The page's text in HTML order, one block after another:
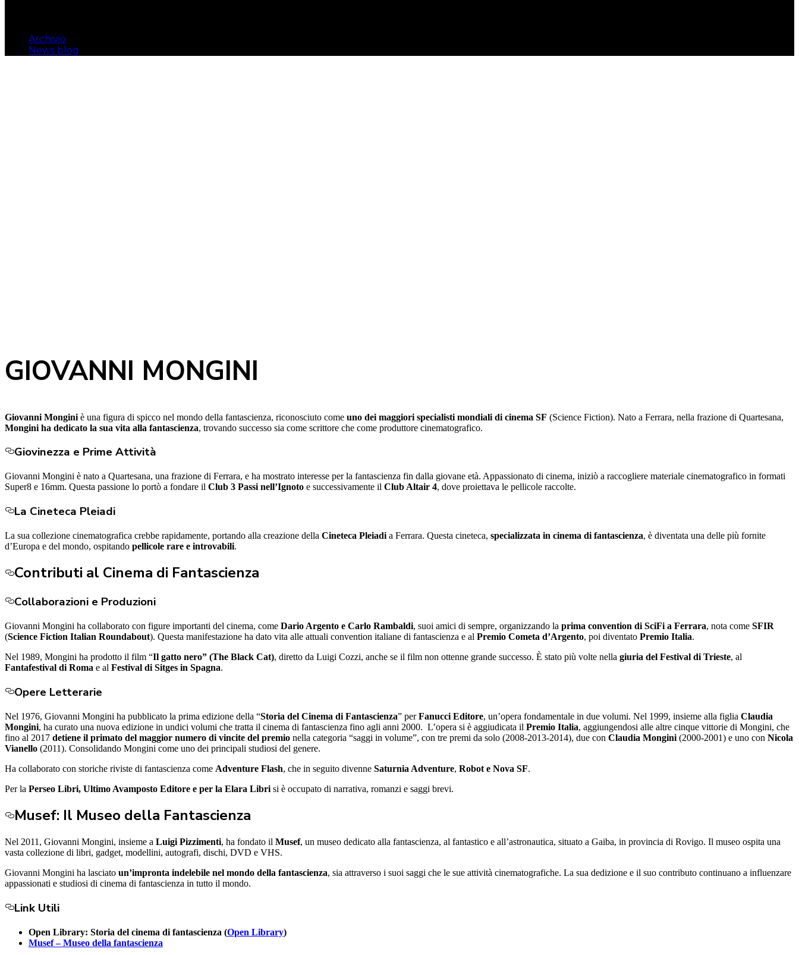
Archivio
News blog
GIOVANNI MONGINI
Giovanni Mongini è una figura di spicco nel mondo della fantascienza, riconosciuto come uno dei maggiori specialisti mondiali di cinema SF (Science Fiction). Nato a Ferrara, nella frazione di Quartesana,
Mongini ha dedicato la sua vita alla fantascienza, trovando successo sia come scrittore che come produttore cinematografico.
Giovinezza e Prime Attività
Giovanni Mongini è nato a Quartesana, una frazione di Ferrara, e ha mostrato interesse per la fantascienza fin dalla giovane età. Appassionato di cinema, iniziò a raccogliere materiale cinematografico in formati
Super8 e 16mm. Questa passione lo portò a fondare il Club 3 Passi nell’Ignoto e successivamente il Club Altair 4, dove proiettava le pellicole raccolte.
La Cineteca Pleiadi
La sua collezione cinematografica crebbe rapidamente, portando alla creazione della Cineteca Pleiadi a Ferrara. Questa cineteca, specializzata in cinema di fantascienza, è diventata una delle più fornite
d’Europa e del mondo, ospitando pellicole rare e introvabili.
Contributi al Cinema di Fantascienza
Collaborazioni e Produzioni
Giovanni Mongini ha collaborato con figure importanti del cinema, come Dario Argento e Carlo Rambaldi, suoi amici di sempre, organizzando la prima convention di SciFi a Ferrara, nota come SFIR
(Science Fiction Italian Roundabout). Questa manifestazione ha dato vita alle attuali convention italiane di fantascienza e al Premio Cometa d’Argento, poi diventato Premio Italia.
Nel 1989, Mongini ha prodotto il film “Il gatto nero” (The Black Cat), diretto da Luigi Cozzi, anche se il film non ottenne grande successo. È stato più volte nella giuria del Festival di Trieste, al
Fantafestival di Roma e al Festival di Sitges in Spagna.
Opere Letterarie
Nel 1976, Giovanni Mongini ha pubblicato la prima edizione della “Storia del Cinema di Fantascienza” perFanucci Editore, un’opera fondamentale in due volumi. Nel 1999, insieme alla figlia Claudia
Mongini, ha curato una nuova edizione in undici volumi che tratta il cinema di fantascienza fino agli anni 2000. L’opera si è aggiudicata il Premio Italia, aggiungendosi alle altre cinque vittorie di Mongini, che
fino al 2017 detiene il primato del maggior numero di vincite del premio nella categoria “saggi in volume”, con tre premi da solo (2008-2013-2014), due con Claudia Mongini (2000-2001) e uno con Nicola
Vianello (2011). Consolidando Mongini come uno dei principali studiosi del genere.
Ha collaborato con storiche riviste di fantascienza come Adventure Flash, che in seguito divenne Saturnia Adventure, Robot e Nova SF.
Per la Perseo Libri, Ultimo Avamposto Editore e per la Elara Libri si è occupato di narrativa, romanzi e saggi brevi.
Musef: Il Museo della Fantascienza
Nel 2011, Giovanni Mongini, insieme a Luigi Pizzimenti, ha fondato il Musef, un museo dedicato alla fantascienza, al fantastico e all’astronautica, situato a Gaiba, in provincia di Rovigo. Il museo ospita una
vasta collezione di libri, gadget, modellini, autografi, dischi, DVD e VHS.
Giovanni Mongini ha lasciato un’impronta indelebile nel mondo della fantascienza, sia attraverso i suoi saggi che le sue attività cinematografiche. La sua dedizione e il suo contributo continuano a influenzare
appassionati e studiosi di cinema di fantascienza in tutto il mondo.
Link Utili
Open Library: Storia del cinema di fantascienza (Open Library)
Musef – Museo della fantascienza